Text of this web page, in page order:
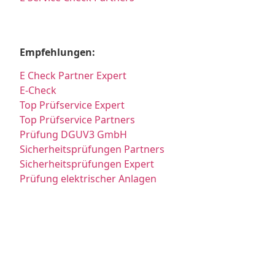
Empfehlungen:
E Check Partner Expert
E-Check
Top Prüfservice Expert
Top Prüfservice Partners
Prüfung DGUV3 GmbH
Sicherheitsprüfungen Partners
Sicherheitsprüfungen Expert
Prüfung elektrischer Anlagen